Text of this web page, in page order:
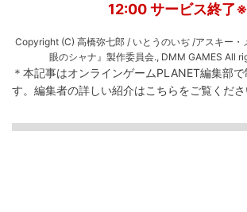
12:00 サービス終了※
Copyright (C) 高橋弥七郎 / いとうのいぢ /アスキー・
眼のシャナ』製作委員会., DMM GAMES All
＊本記事はオンラインゲームPLANET編集部
す。 編集者の詳しい紹介はこちらをご覧くださ